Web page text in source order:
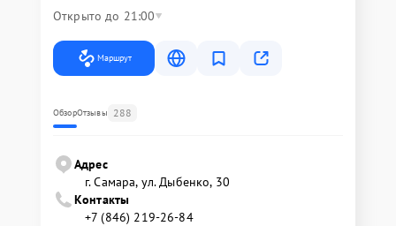
Открыто до 21:00
Маршрут
ОбзорОтзывы 288
Адрес
г. Самара, ул. Дыбенко, 30
Контакты
+7 (846) 219-26-84